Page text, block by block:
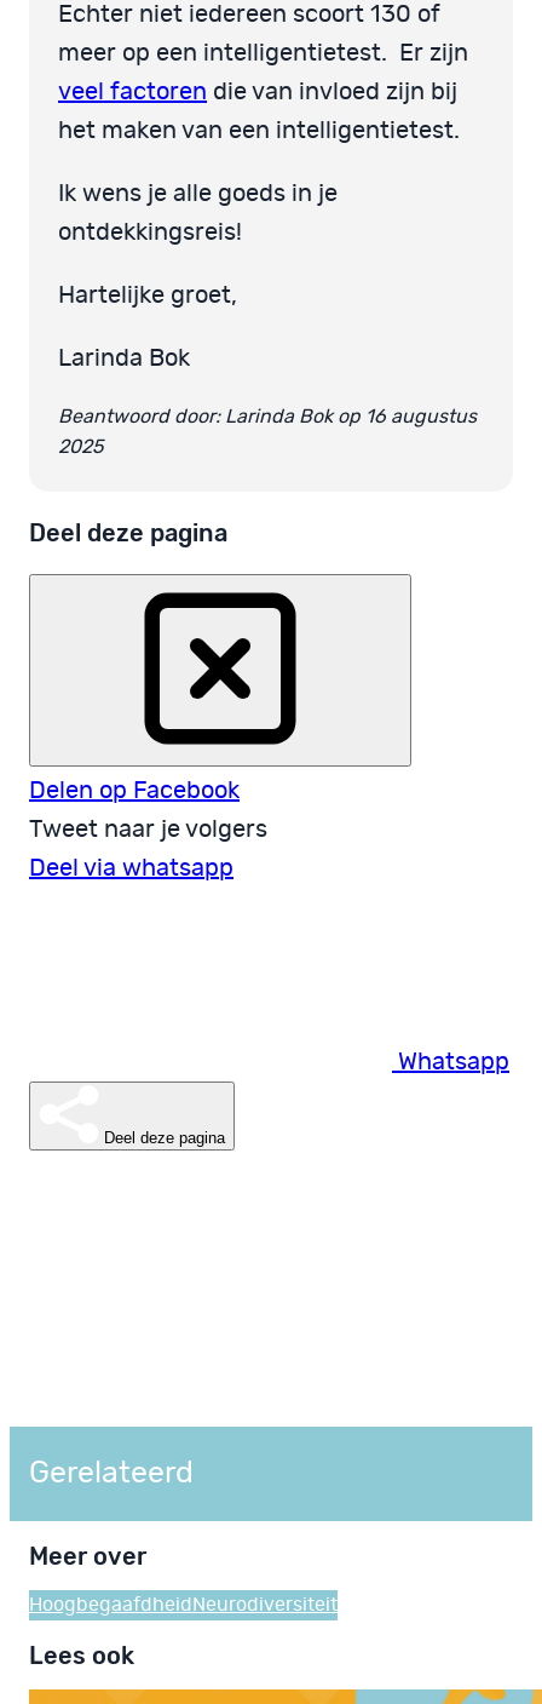
Echter niet iedereen scoort 130 of
meer op een intelligentietest. Er zijn
veel factoren die van invloed zijn bij
het maken van een intelligentietest.
Ik wens je alle goeds in je
ontdekkingsreis!
Hartelijke groet,
Larinda Bok
Beantwoord door: Larinda Bok op 16 augustus
2025
Deel deze pagina
Delen op Facebook
Tweet naar je volgers
Deel via whatsapp
Whatsapp
Deel deze pagina
Gerelateerd
Meer over
Hoogbegaafdheid Neurodiversiteit
Lees ook